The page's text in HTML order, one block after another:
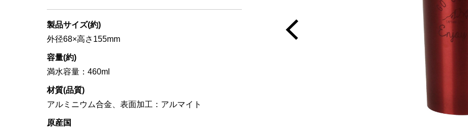
製品サイズ(約)
外径68×高さ155mm
容量(約)
満水容量：460ml
材質(品質)
アルミニウム合金、表面加工：アルマイト
原産国